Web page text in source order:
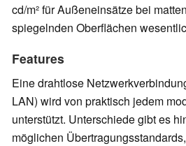
cd/m² für Außeneinsätze bei
spiegelnden Oberflächen
Features
Eine drahtlose
LAN) wird von praktisch jedem
unterstützt. Unterschiede gibt es
möglichen